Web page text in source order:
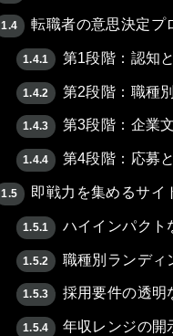
1.4 転職者の意思決定プ
1.4.1 第1段階：認知
1.4.2 第2段階：職種
1.4.3 第3段階：企業
1.4.4 第4段階：応募
1.5 即戦力を集めるサイ
1.5.1 ハイインパクト
1.5.2 職種別ランディ
1.5.3 採用要件の透明
1.5.4 年収レンジの開